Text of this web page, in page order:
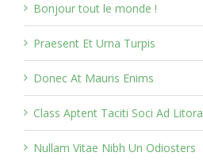
Bonjour tout le monde !
Praesent Et Urna Turpis
Donec At Mauris Enims
Class Aptent Taciti Soci Ad Litora
Nullam Vitae Nibh Un Odiosters